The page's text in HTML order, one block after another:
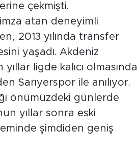
çekmişti.
imza atan deneyimli
2013 yılında transfer
yaşadı. Akdeniz
ligde kalıcı olmasında
Sarıyerspor ile anılıyor.
önümüzdeki günlerde
yıllar sonra eski
şimdiden geniş